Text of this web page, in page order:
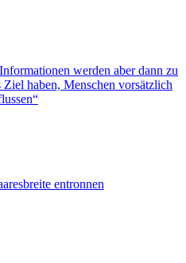
werden aber dann zu
haben, Menschen vorsätzlich
entronnen